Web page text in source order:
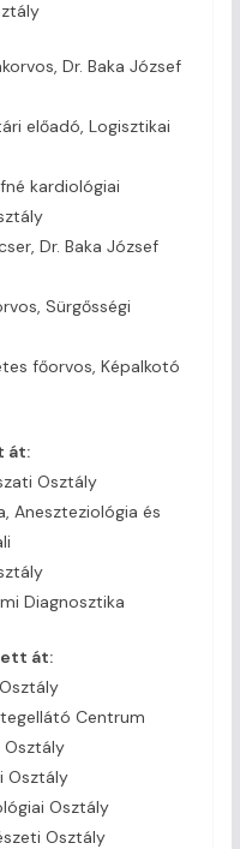
Dr. Baka József
Logisztikai
kardiológiai
Dr. Baka József
Sürgősségi
Képalkotó
át:
Osztály
Aneszteziológia és
Diagnosztika
át:
Centrum
Osztály
Osztály
Osztály
Osztály